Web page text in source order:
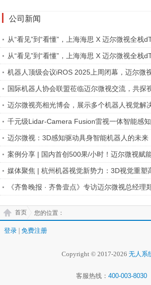
公司新闻
从“看见”到“看懂”，上海海思 X 迈尔微视全栈
赋能具身智能跃迁
从“看见”到“看懂”，上海海思 X 迈尔微视全栈
赋能具身智能跃迁
机器人顶级会议iROS 2025上周闭幕，迈尔微
器人视觉方案引关注
国际机器人协会联盟莅临迈尔微视交流，共探
融合新机遇
迈尔微视亮相光博会，展示多个机器人视觉解
千元级Lidar-Camera Fusion雷视一体智能感知
力割草机器人进入「全场景智能」
迈尔微视：3D感知驱动具身智能机器人的未来
案例分享 | 国内首创500果/小时！迈尔微视赋能
器人自动化采摘
媒体聚焦 | 杭州机器视觉新势力：3D视觉重塑
的物流仓储环境
《齐鲁晚报 · 齐鲁壹点》专访迈尔微视总经理
给机器人装上了“眼睛”
您的位置：
首页
登录 免费注册
Copyright © 2017-2026 无人系
客服热线： 400-003-8030